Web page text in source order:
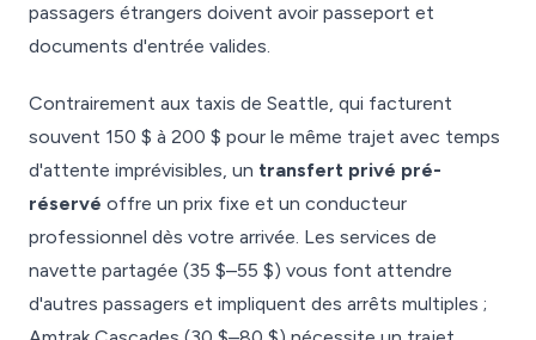
passagers étrangers doivent avoir passeport et
documents d'entrée valides.
Contrairement aux taxis de Seattle, qui facturent
souvent 150 $ à 200 $ pour le même trajet avec temps
d'attente imprévisibles, un transfert privé pré-
réservé offre un prix fixe et un conducteur
professionnel dès votre arrivée. Les services de
navette partagée (35 $–55 $) vous font attendre
d'autres passagers et impliquent des arrêts multiples ;